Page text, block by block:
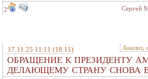
2 Сергей
17.11.25 11:11 (18.11) Анализ,
ОБРАЩЕНИЕ К ПРЕЗИДЕНТУ
ДЕЛАЮЩЕМУ СТРАНУ СНОВА